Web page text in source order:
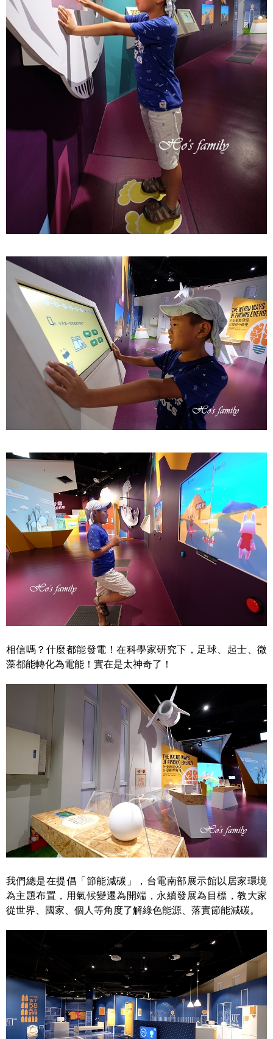
相信嗎？什麼都能發電！在科學家研究下，足球、起士、微
藻都能轉化為電能！實在是太神奇了！
我們總是在提倡「節能減碳」，台電南部展示館以居家環境
為主題布置，用氣候變遷為開端，永續發展為目標，教大家
從世界、國家、個人等角度了解綠色能源、落實節能減碳。